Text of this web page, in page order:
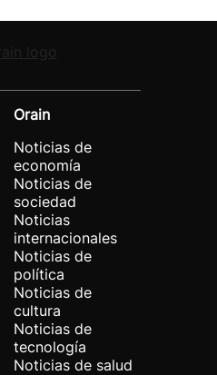
Orain
Noticias de
economía
Noticias de
sociedad
Noticias
internacionales
Noticias de
política
Noticias de
cultura
Noticias de
tecnología
Noticias de salud